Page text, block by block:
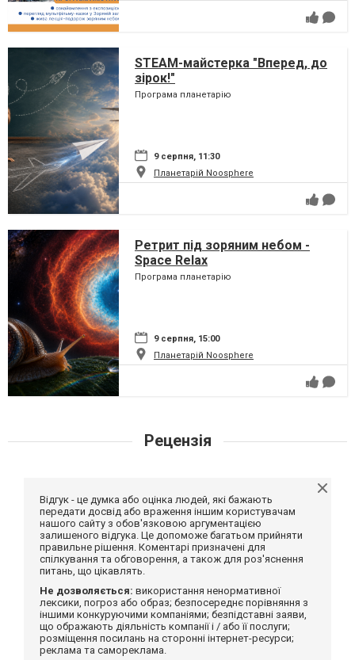
STEAM-майстерка "Вперед, до
зірок!"
Програма планетарію
9 серпня, 11:30
Планетарій Noosphere
Ретрит під зоряним небом -
Space Relax
Програма планетарію
9 серпня, 15:00
Планетарій Noosphere
Рецензія
Відгук - це думка або оцінка людей, які бажають
передати досвід або враження іншим користувачам
нашого сайту з обов'язковою аргументацією
залишеного відгука. Це допоможе багатьом прийняти
правильне рішення. Коментарі призначені для
спілкування та обговорення, а також для роз'яснення
питань, що цікавлять.
Не дозволяється: використання ненормативної
лексики, погроз або образ; безпосереднє порівняння з
іншими конкуруючими компаніями; безпідставні заяви,
що ображають діяльність компанії і / або її послуги;
розміщення посилань на сторонні інтернет-ресурси;
реклама та самореклама.